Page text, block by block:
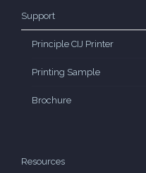
Support
Principle CIJ Printer
Printing Sample
Brochure
Resources